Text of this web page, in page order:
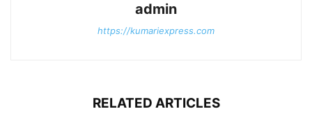
admin
https://kumariexpress.com
RELATED ARTICLES